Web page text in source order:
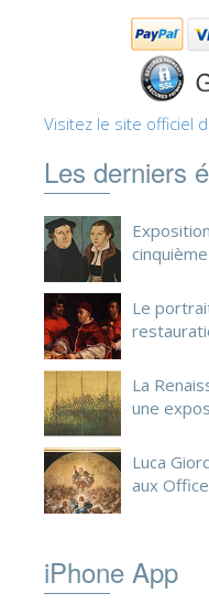
Visitez le site officiel
Les derniers
cinquième
Le
La
une
Luca
aux
iPhone App